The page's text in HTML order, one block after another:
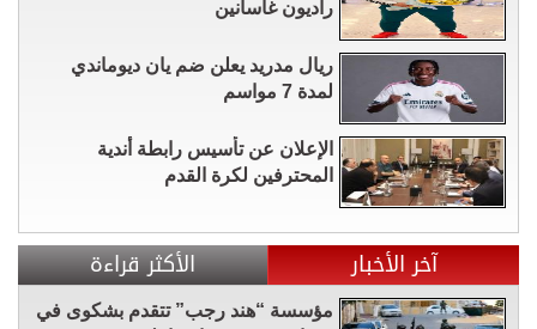
راديون غاسانين
ريال مدريد يعلن ضم يان ديوماندي
لمدة 7 مواسم
الإعلان عن تأسيس رابطة أندية
المحترفين لكرة القدم
آخر الأخبار الأكثر قراءة
مؤسسة “هند رجب” تتقدم بشكوى في